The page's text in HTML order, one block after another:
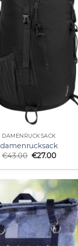
DAMENRUCKSACK
damenrucksack
€43.00 €27.00